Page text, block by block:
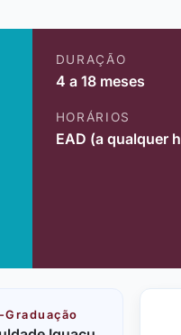
DURAÇÃO
4 a 18 meses
HORÁRIOS
EAD (a qualquer
Graduação